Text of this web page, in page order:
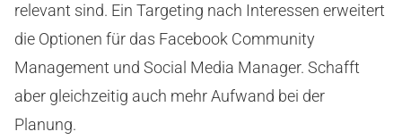
relevant sind. Ein Targeting nach Interessen erweitert
die Optionen für das Facebook Community
Management und Social Media Manager. Schafft
aber gleichzeitig auch mehr Aufwand bei der
Planung.